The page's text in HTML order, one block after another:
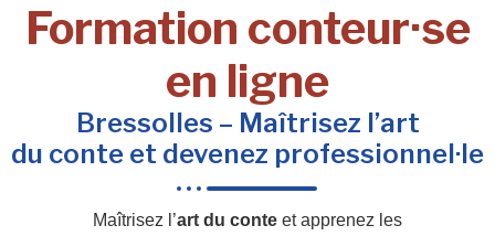
Formation conteur·se
en ligne
Bressolles – Maîtrisez l’art
du conte et devenez professionnel·le
Maîtrisez l’art du conteet apprenez les